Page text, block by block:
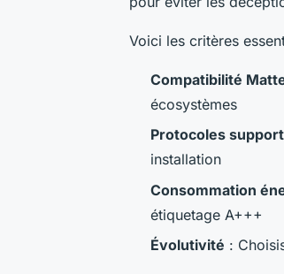
Voici les critères
Compatibilité
écosystèmes
Protocoles
installation
Consommation
étiquetage A+++
Évolutivité :